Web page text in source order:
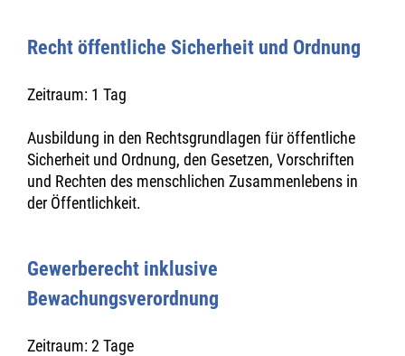
Recht öffentliche Sicherheit und Ordnung
Zeitraum: 1 Tag
Ausbildung in den Rechtsgrundlagen für öffentliche
Sicherheit und Ordnung, den Gesetzen, Vorschriften
und Rechten des menschlichen Zusammenlebens in
der Öffentlichkeit.
Gewerberecht inklusive
Bewachungsverordnung
Zeitraum: 2 Tage